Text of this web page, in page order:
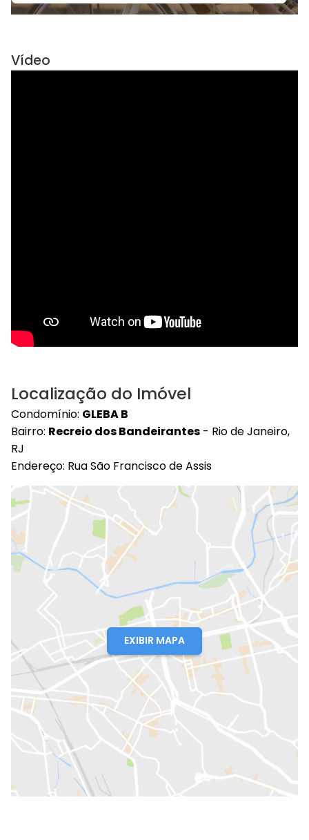
Vídeo
Localização do Imóvel
Condomínio: GLEBA B
Bairro: Recreio dos Bandeirantes - Rio de Janeiro,
RJ
Endereço: Rua São Francisco de Assis
EXIBIR MAPA